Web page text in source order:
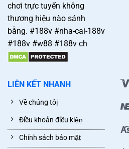
chơi trực tuyến không
thương hiệu nào sánh
bằng. #188v #nha-cai-188v
#188v #w88 #188v ch
LIÊN KẾT NHANH
Về chúng tôị
Điều khoản điều kiệṇ
Chính sách bảo mậṭ